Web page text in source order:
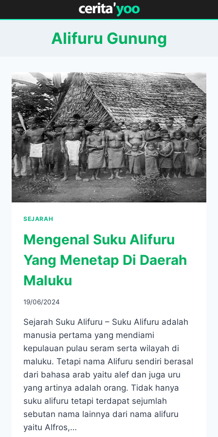
to
Alifuru Gunung
SEJARAH
Mengenal Suku Alifuru
Yang Menetap Di Daerah
Maluku
19/06/2024
Sejarah Suku Alifuru – Suku Alifuru adalah
manusia pertama yang mendiami
kepulauan pulau seram serta wilayah di
maluku. Tetapi nama Alifuru sendiri berasal
dari bahasa arab yaitu alef dan juga uru
yang artinya adalah orang. Tidak hanya
suku alifuru tetapi terdapat sejumlah
sebutan nama lainnya dari nama alifuru
yaitu Alfros,…